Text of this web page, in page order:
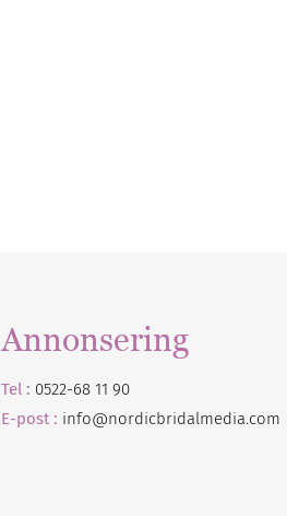
Annonsering
Tel : 0522-68 11 90
E-post : info@nordicbridalmedia.com